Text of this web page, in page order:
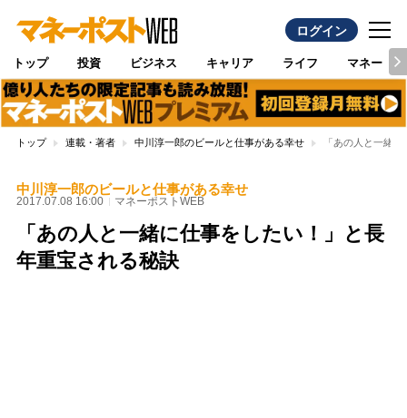
ログイン
トップ 投資 ビジネス キャリア ライフ マネー
トップ 連載・著者 中川淳一郎のビールと仕事がある幸せ 「あの人と一緒
中川淳一郎のビールと仕事がある幸せ
2017.07.08 16:00 マネーポストWEB
「あの人と一緒に仕事をしたい！」と長
年重宝される秘訣